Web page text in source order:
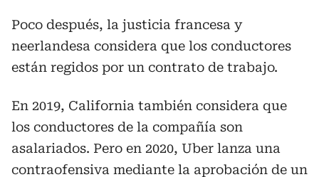
Poco después, la justicia francesa y
neerlandesa considera que los conductores
están regidos por un contrato de trabajo.
En 2019, California también considera que
los conductores de la compañía son
asalariados. Pero en 2020, Uber lanza una
contraofensiva mediante la aprobación de un